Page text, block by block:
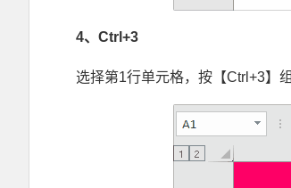
4、Ctrl+3
选择第1行单元格，按【Ctrl+3】